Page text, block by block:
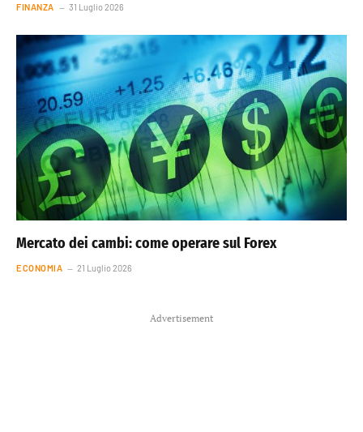
FINANZA 31 Luglio 2026
Mercato dei cambi: come operare sul Forex
ECONOMIA 21 Luglio 2026
Advertisement